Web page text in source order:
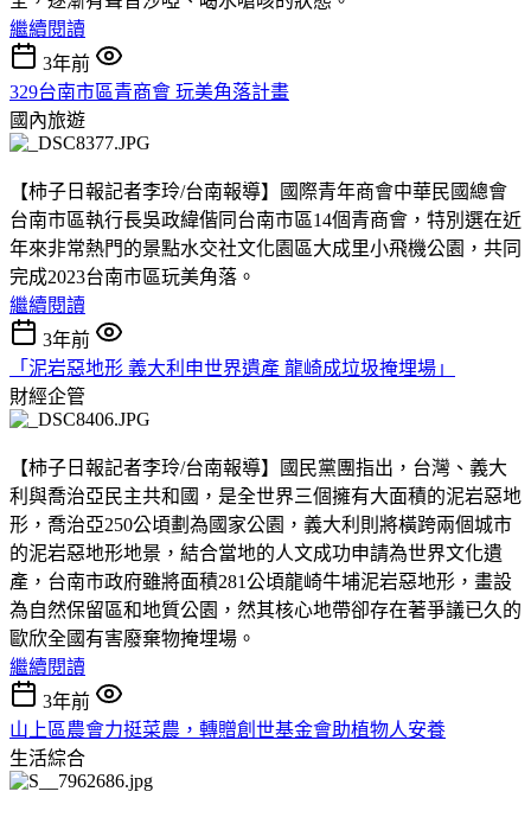
繼續閱讀
3年前
329台南市區青商會 玩美角落計畫
國內旅遊
【柿子日報記者李玲/台南報導】國際青年商會中華民國總會
台南市區執行長吳政緯偕同台南市區14個青商會，特別選在近
年來非常熱門的景點水交社文化園區大成里小飛機公園，共同
完成2023台南市區玩美角落。
繼續閱讀
3年前
「泥岩惡地形 義大利申世界遺產 龍崎成垃圾掩埋場」
財經企管
【柿子日報記者李玲/台南報導】國民黨團指出，台灣、義大
利與喬治亞民主共和國，是全世界三個擁有大面積的泥岩惡地
形，喬治亞250公頃劃為國家公園，義大利則將橫跨兩個城市
的泥岩惡地形地景，結合當地的人文成功申請為世界文化遺
產，台南市政府雖將面積281公頃龍崎牛埔泥岩惡地形，畫設
為自然保留區和地質公園，然其核心地帶卻存在著爭議已久的
歐欣全國有害廢棄物掩埋場。
繼續閱讀
3年前
山上區農會力挺菜農，轉贈創世基金會助植物人安養
生活綜合